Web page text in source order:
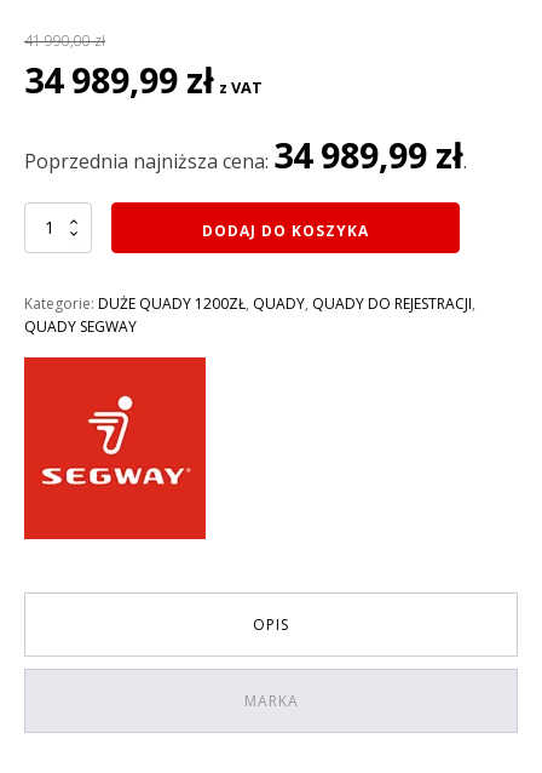
41 990,00zł
Pierwotna
cena
41
34 989,99 zł cena
34
z VAT
Poprzednia najniższa cena: 34 989,99 zł.
ilość
QUAD
SNARLER
AT6
L
wspomaganie
kierownicy,
5
CZARNO
DODAJ DO KOSZYKA
Kategorie: DUŻE QUADY 1200ZŁ, QUADY, QUADY DO REJESTRACJI,
QUADY SEGWAY
OPIS
MARKA